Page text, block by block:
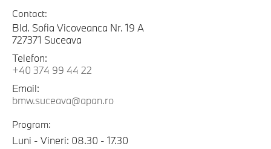
Contact:
Bld. Sofia Vicoveanca Nr. 19 A
727371 Suceava
Telefon:
+40 374 99 44 22
Email:
bmw.suceava@apan.ro
Program:
Luni - Vineri: 08.30 - 17.30